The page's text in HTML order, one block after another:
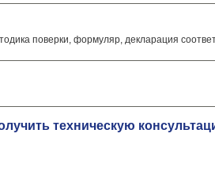
поверки, формуляр, декларация
техническую